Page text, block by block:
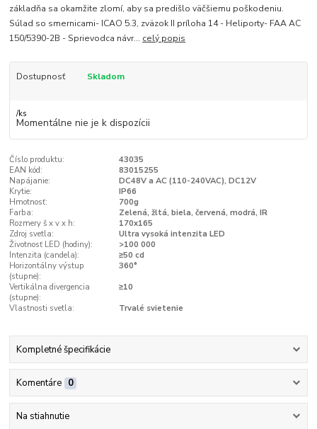
základňa sa okamžite zlomí, aby sa predišlo väčšiemu poškodeniu.
Súlad so smernicami- ICAO 5.3, zväzok II príloha 14 - Heliporty- FAA AC
150/5390-2B - Sprievodca návr... celý popis
Dostupnosť Skladom
/ks
Momentálne nie je k dispozícii
Číslo produktu:
43035
EAN kód:
83015255
Napájanie:
DC48V a AC (110-240VAC), DC12V
Krytie:
IP66
Hmotnosť:
700g
Farba:
Zelená, žltá, biela, červená, modrá, IR
Rozmery š x v x h:
170x165
Zdroj svetla:
Ultra vysoká intenzita LED
Životnosť LED (hodiny):
>100 000
Intenzita (candela):
≥50 cd
Horizontálny výstup
(stupne):
360°
Vertikálna divergencia
(stupne):
≥10
Vlastnosti svetla:
Trvalé svietenie
Kompletné špecifikácie
Komentáre 0
Na stiahnutie